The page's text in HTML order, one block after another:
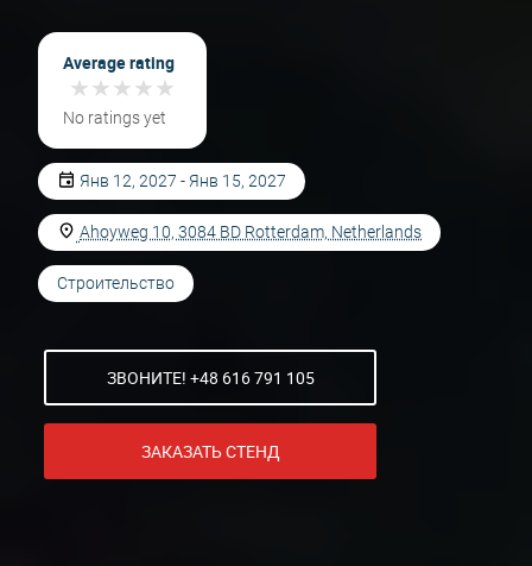
Average rating
★★★★★
★★★★★
No ratings yet
Янв 12, 2027 - Янв 15, 2027
Ahoyweg 10, 3084 BD Rotterdam, Netherlands
Строительство
ЗВОНИТЕ! +48 616 791 105
ЗАКАЗАТЬ СТЕНД